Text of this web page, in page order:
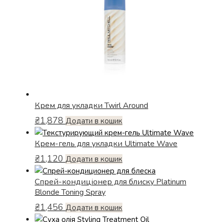
Крем для укладки Twirl Around
₴1,878 Додати в кошик
Крем-гель для укладки Ultimate Wave
₴1,120 Додати в кошик
Спрей-кондиціонер для блиску Platinum
Blonde Toning Spray
₴1,456 Додати в кошик